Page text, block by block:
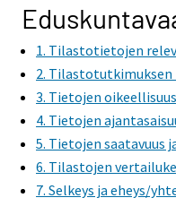
1. Tilastotietojen
2. Tilastotutkimuksen
3. Tietojen
4. Tietojen
5. Tietojen saatavuus
6. Tilastojen
7. Selkeys ja eheys/